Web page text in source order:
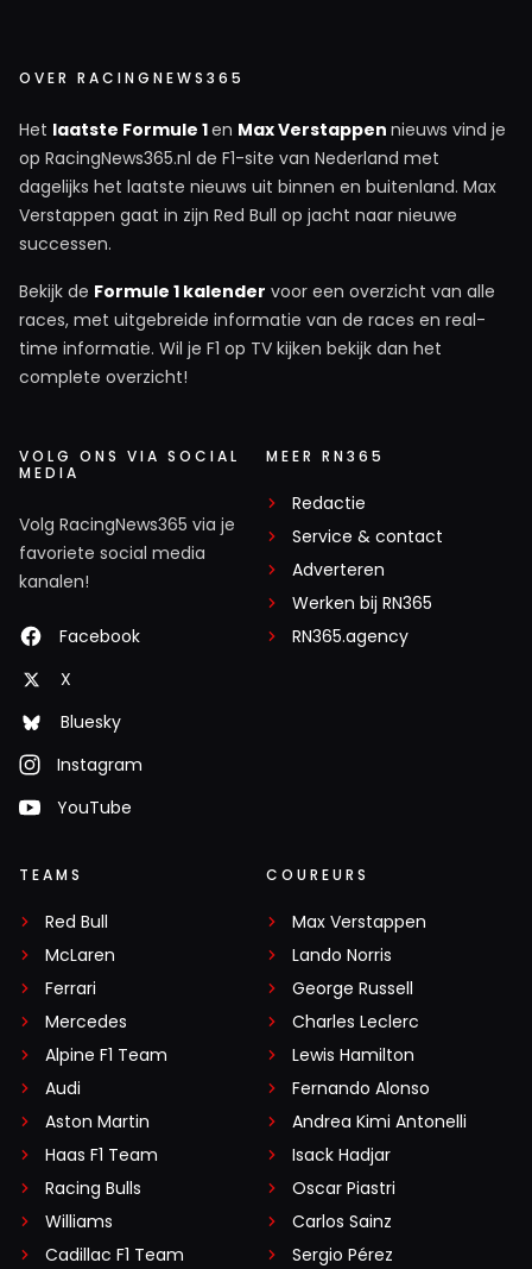
OVER RACINGNEWS365
Het laatste Formule 1en Max Verstappen nieuws vind je
op RacingNews365.nl de F1-site van Nederland met
dagelijks het laatste nieuws uit binnen en buitenland. Max
Verstappen gaat in zijn Red Bull op jacht naar nieuwe
successen.
Bekijk de Formule 1 kalender voor een overzicht van alle
races, met uitgebreide informatie van de races en real-
time informatie. Wil je F1 op TV kijken bekijk dan het
complete overzicht!
VOLG ONS VIA SOCIAL
MEDIA
Volg RacingNews365 via je
favoriete social media
kanalen!
Facebook
X
Bluesky
Instagram
YouTube
MEER RN365
Redactie
Service & contact
Adverteren
Werken bij RN365
RN365.agency
TEAMS
Red Bull
McLaren
Ferrari
Mercedes
Alpine F1 Team
Audi
Aston Martin
Haas F1 Team
Racing Bulls
Williams
Cadillac F1 Team
COUREURS
Max Verstappen
Lando Norris
George Russell
Charles Leclerc
Lewis Hamilton
Fernando Alonso
Andrea Kimi Antonelli
Isack Hadjar
Oscar Piastri
Carlos Sainz
Sergio Pérez